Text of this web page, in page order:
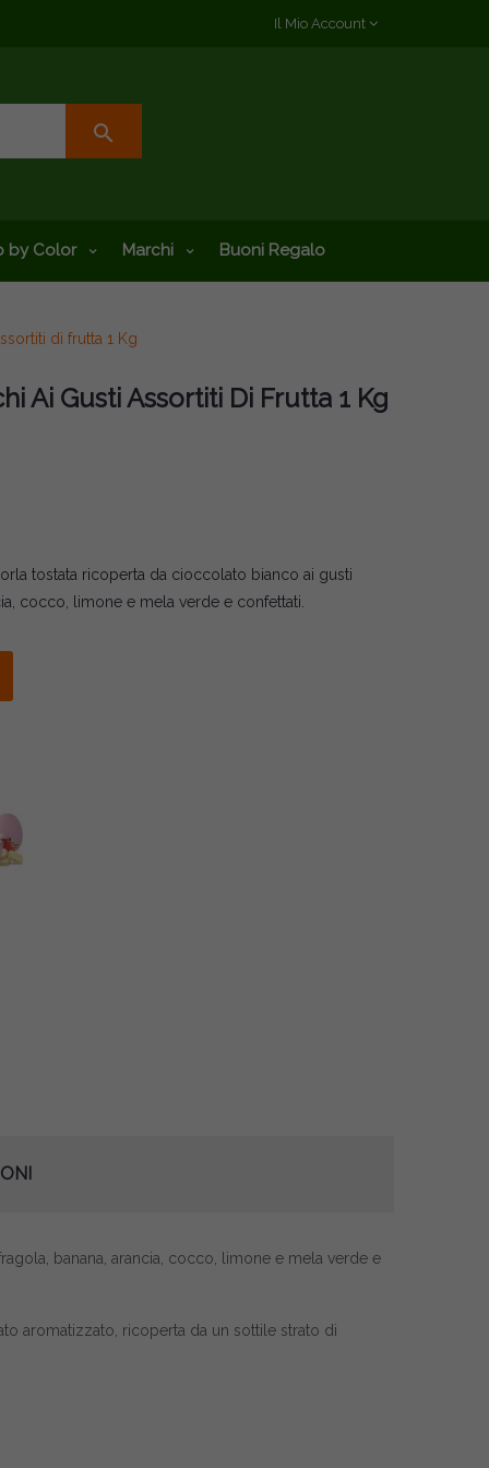
Il Mio Account
search
by Color Marchi Buoni Regalo
di frutta 1 Kg
Ai Gusti Assortiti Di Frutta 1 Kg
tostata ricoperta da cioccolato bianco ai gusti
cocco, limone e mela verde e confettati.
banana, arancia, cocco, limone e mela verde e
aromatizzato, ricoperta da un sottile strato di